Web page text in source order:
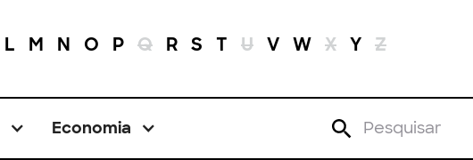
L M N O P Q R S T U V W X Y Z
Economia